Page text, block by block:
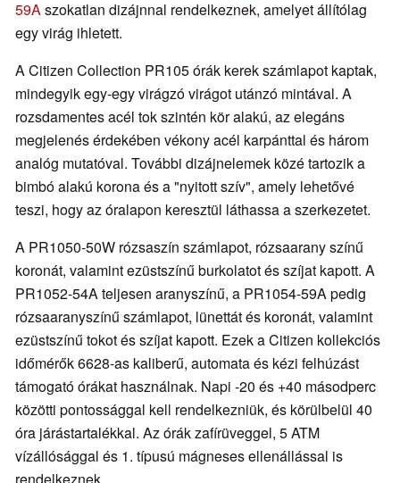
59Aszokatlan dizájnnal rendelkeznek, amelyet állítólag
egy virág ihletett.
A Citizen Collection PR105 órák kerek számlapot kaptak,
mindegyik egy-egy virágzó virágot utánzó mintával. A
rozsdamentes acél tok szintén kör alakú, az elegáns
megjelenés érdekében vékony acél karpánttal és három
analóg mutatóval. További dizájnelemek közé tartozik a
bimbó alakú korona és a "nyitott szív", amely lehetővé
teszi, hogy az óralapon keresztül láthassa a szerkezetet.
A PR1050-50W rózsaszín számlapot, rózsaarany színű
koronát, valamint ezüstszínű burkolatot és szíjat kapott. A
PR1052-54A teljesen aranyszínű, a PR1054-59A pedig
rózsaaranyszínű számlapot, lünettát és koronát, valamint
ezüstszínű tokot és szíjat kapott. Ezek a Citizen kollekciós
időmérők 6628-as kaliberű, automata és kézi felhúzást
támogató órákat használnak. Napi -20 és +40 másodperc
közötti pontossággal kell rendelkezniük, és körülbelül 40
óra járástartalékkal. Az órák zafírüveggel, 5 ATM
vízállósággal és 1. típusú mágneses ellenállással is